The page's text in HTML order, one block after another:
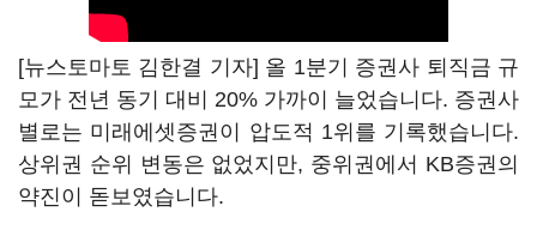
[뉴스토마토 김한결 기자] 올 1분기 증권사 퇴직금 규
모가 전년 동기 대비 20% 가까이 늘었습니다. 증권사
별로는 미래에셋증권이 압도적 1위를 기록했습니다.
상위권 순위 변동은 없었지만, 중위권에서 KB증권의
약진이 돋보였습니다.